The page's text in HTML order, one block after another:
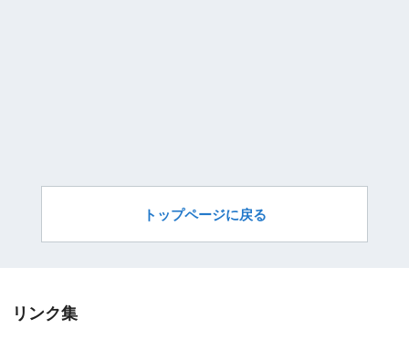
トップページに戻る
リンク集